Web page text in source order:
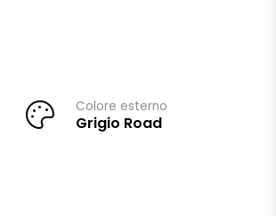
Colore esterno
Grigio Road